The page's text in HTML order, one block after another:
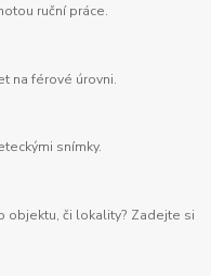
ruční práce.
na férové úrovni.
snímky.
objektu, či lokality? Zadejte si